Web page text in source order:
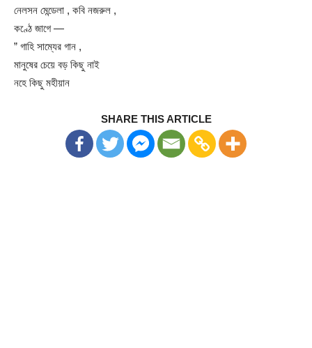
নেলসন মেন্ডেলা , কবি নজরুল ,
কণ্ঠে জাগে —
” গাহি সাম্যের গান ,
মানুষের চেয়ে বড় কিছু নাই
নহে কিছু মহীয়ান
SHARE THIS ARTICLE